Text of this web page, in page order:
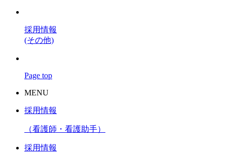
採用情報
(その他)
Page top
MENU
採用情報
（看護師・看護助手）
採用情報